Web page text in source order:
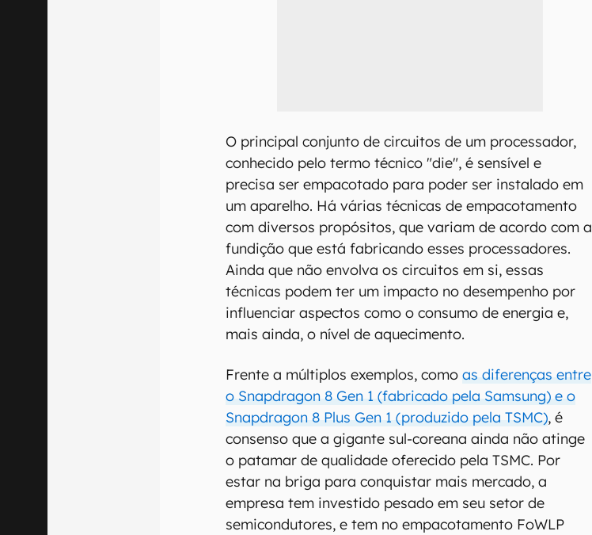
O principal conjunto de circuitos de um processador,
conhecido pelo termo técnico "die", é sensível e
precisa ser empacotado para poder ser instalado em
um aparelho. Há várias técnicas de empacotamento
com diversos propósitos, que variam de acordo com a
fundição que está fabricando esses processadores.
Ainda que não envolva os circuitos em si, essas
técnicas podem ter um impacto no desempenho por
influenciar aspectos como o consumo de energia e,
mais ainda, o nível de aquecimento.
Frente a múltiplos exemplos, comoas diferenças entre
o Snapdragon 8 Gen 1 (fabricado pela Samsung) e o
Snapdragon 8 Plus Gen 1 (produzido pela TSMC), é
consenso que a gigante sul-coreana ainda não atinge
o patamar de qualidade oferecido pela TSMC. Por
estar na briga para conquistar mais mercado, a
empresa tem investido pesado em seu setor de
semicondutores, e tem no empacotamento FoWLP